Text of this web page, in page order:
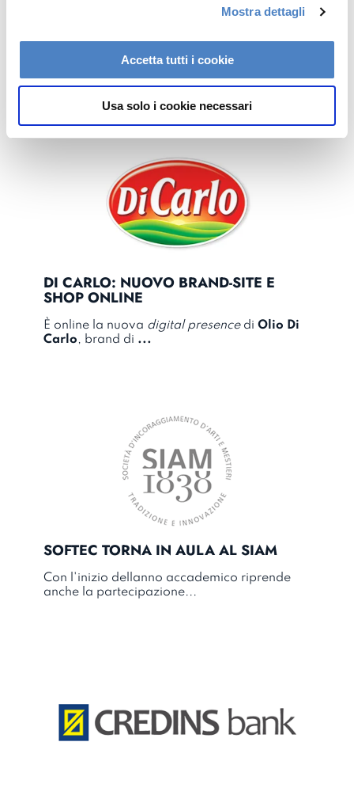
Mostra dettagli
Accetta tutti i cookie
Usa solo i cookie necessari
NASCE LA PARTNERSHIP TRA SOFTEC
E stata finalizzata in questi ultimi giorni la
DI CARLO: NUOVO BRAND-SITE E
SHOP ONLINE
È online la nuova digital presencedi Olio Di
Carlo, brand di ...
SOFTEC TORNA IN AULA AL SIAM
Con l'inizio dellanno accademico riprende
anche la partecipazione...